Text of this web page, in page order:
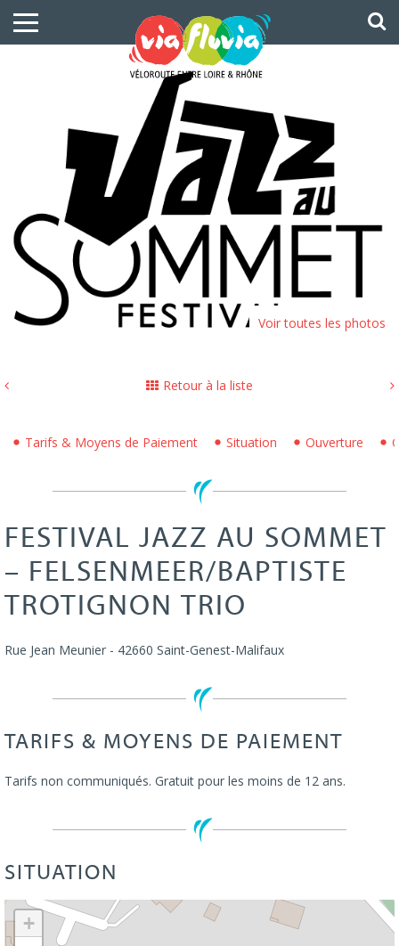
Voir toutes les photos
Retour à la liste
Tarifs & Moyens de Paiement Situation Ouverture
FESTIVAL JAZZ AU SOMMET
– FELSENMEER/BAPTISTE
TROTIGNON TRIO
Rue Jean Meunier - 42660 Saint-Genest-Malifaux
TARIFS & MOYENS DE PAIEMENT
Tarifs non communiqués. Gratuit pour les moins de 12 ans.
SITUATION
+